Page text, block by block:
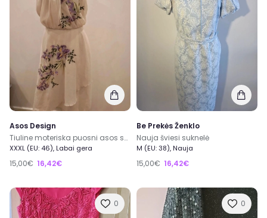
Asos Design
Tiuline moteriska puosni asos suknele
XXXL (EU: 46), Labai gera
15,00€ 16,42€
Be Prekės Ženklo
Nauja šviesi suknelė
M (EU: 38), Nauja
15,00€ 16,42€
0 0